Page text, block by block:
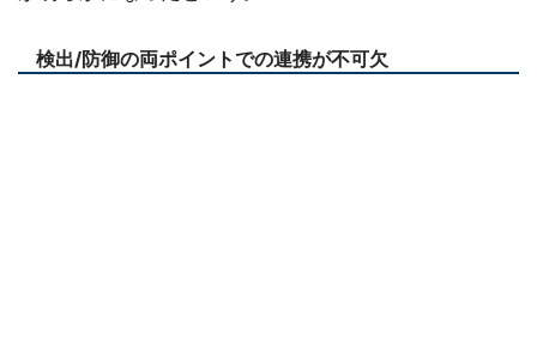
検出/防御の両ポイントでの連携が不可欠